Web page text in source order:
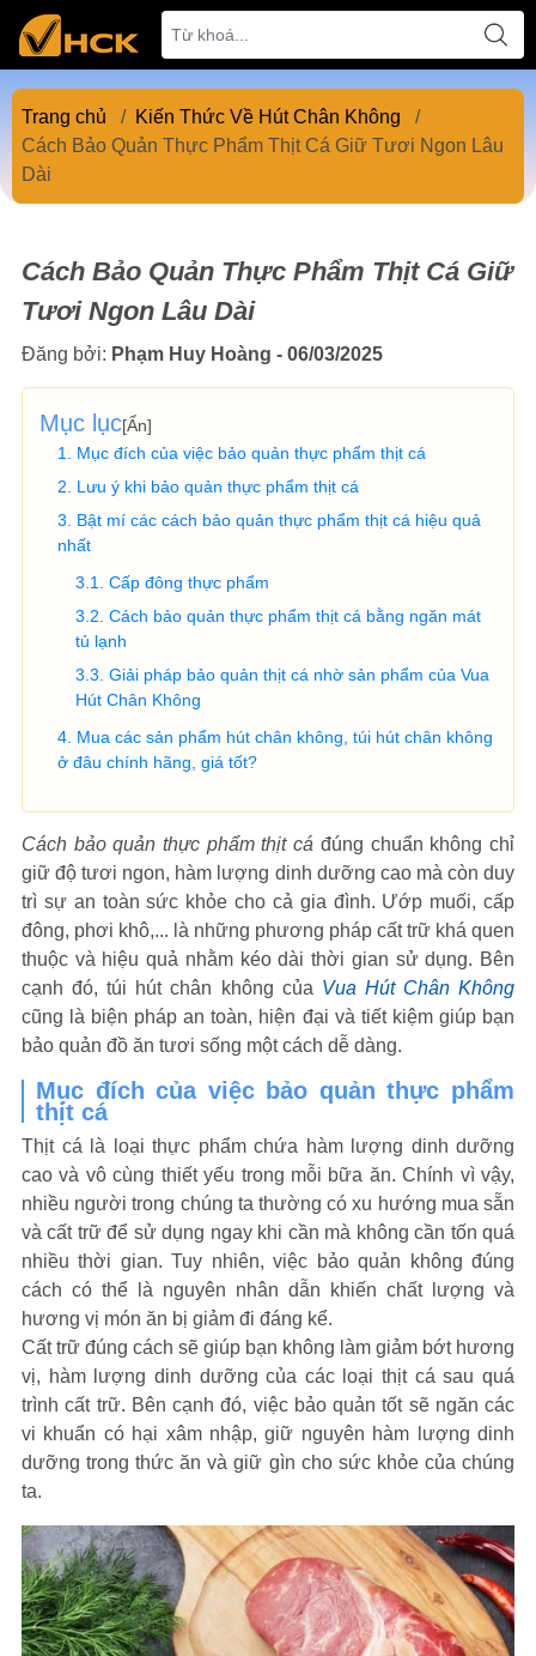
Trang chủ / Kiến Thức Về Hút Chân Không
/
Cách Bảo Quản Thực Phẩm Thịt Cá Giữ Tươi Ngon Lâu
Dài
Cách Bảo Quản Thực Phẩm Thịt Cá Giữ
Tươi Ngon Lâu Dài
Đăng bởi: Phạm Huy Hoàng - 06/03/2025
Mục lục[Ẩn]
Mục đích của việc bảo quản thực phẩm thịt cá
Lưu ý khi bảo quản thực phẩm thịt cá
Bật mí các cách bảo quản thực phẩm thịt cá hiệu quả
nhất
Cấp đông thực phẩm
Cách bảo quản thực phẩm thịt cá bằng ngăn mát
tủ lạnh
Giải pháp bảo quản thịt cá nhờ sản phẩm của Vua
Hút Chân Không
Mua các sản phẩm hút chân không, túi hút chân không
ở đâu chính hãng, giá tốt?
Cách bảo quản thực phẩm thịt cá đúng chuẩn không chỉ
giữ độ tươi ngon, hàm lượng dinh dưỡng cao mà còn duy
trì sự an toàn sức khỏe cho cả gia đình. Ướp muối, cấp
đông, phơi khô,... là những phương pháp cất trữ khá quen
thuộc và hiệu quả nhằm kéo dài thời gian sử dụng. Bên
cạnh đó, túi hút chân không của Vua Hút Chân Không
cũng là biện pháp an toàn, hiện đại và tiết kiệm giúp bạn
bảo quản đồ ăn tươi sống một cách dễ dàng.
Mục đích của việc bảo quản thực phẩm
thịt cá
Thịt cá là loại thực phẩm chứa hàm lượng dinh dưỡng
cao và vô cùng thiết yếu trong mỗi bữa ăn. Chính vì vậy,
nhiều người trong chúng ta thường có xu hướng mua sẵn
và cất trữ để sử dụng ngay khi cần mà không cần tốn quá
nhiều thời gian. Tuy nhiên, việc bảo quản không đúng
cách có thể là nguyên nhân dẫn khiến chất lượng và
hương vị món ăn bị giảm đi đáng kể.
Cất trữ đúng cách sẽ giúp bạn không làm giảm bớt hương
vị, hàm lượng dinh dưỡng của các loại thịt cá sau quá
trình cất trữ. Bên cạnh đó, việc bảo quản tốt sẽ ngăn các
vi khuẩn có hại xâm nhập, giữ nguyên hàm lượng dinh
dưỡng trong thức ăn và giữ gìn cho sức khỏe của chúng
ta.